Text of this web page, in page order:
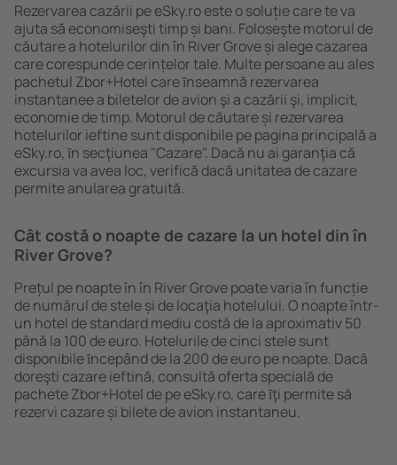
Rezervarea cazării pe eSky.ro este o soluție care te va
ajuta să economiseşti timp și bani. Foloseşte motorul de
căutare a hotelurilor din în River Grove și alege cazarea
care corespunde cerințelor tale. Multe persoane au ales
pachetul Zbor+Hotel care ȋnseamnă rezervarea
instantanee a biletelor de avion şi a cazării şi, implicit,
economie de timp. Motorul de căutare și rezervarea
hotelurilor ieftine sunt disponibile pe pagina principală a
eSky.ro, ȋn secţiunea "Cazare". Dacă nu ai garanţia că
excursia va avea loc, verifică dacă unitatea de cazare
permite anularea gratuită.
Cât costă o noapte de cazare la un hotel din în
River Grove?
Prețul pe noapte în în River Grove poate varia în funcție
de numărul de stele și de locaţia hotelului. O noapte într-
un hotel de standard mediu costă de la aproximativ 50
până la 100 de euro. Hotelurile de cinci stele sunt
disponibile ȋncepând de la 200 de euro pe noapte. Dacă
doreşti cazare ieftină, consultă oferta specială de
pachete Zbor+Hotel de pe eSky.ro, care ȋţi permite să
rezervi cazare și bilete de avion instantaneu.